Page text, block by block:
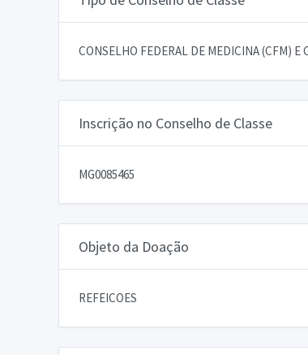
CONSELHO FEDERAL DE MEDICINA (CFM) E
Inscrição no Conselho de Classe
MG0085465
Objeto da Doação
REFEICOES